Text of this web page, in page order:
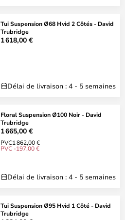
Tui Suspension Ø68 Hvid 2 Côtés - David
Trubridge
1 618,00 €
Délai de livraison : 4 - 5 semaines
Floral Suspension Ø100 Noir - David
Trubridge
1 665,00 €
PVC1 862,00 €
PVC -197,00 €
Délai de livraison : 4 - 5 semaines
Tui Suspension Ø95 Hvid 1 Côté - David
Trubridge